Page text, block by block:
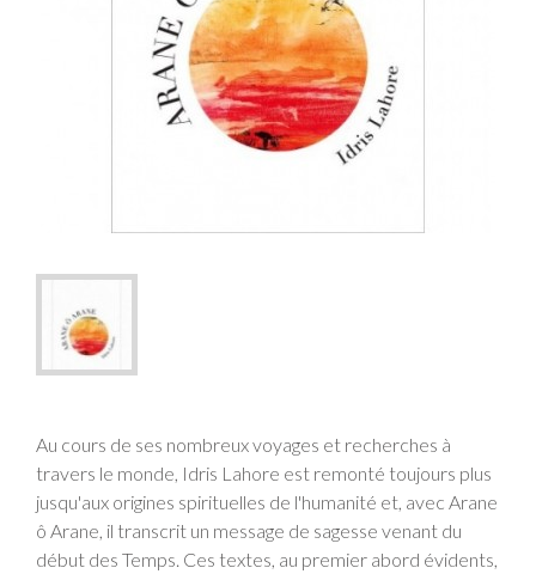
Au cours de ses nombreux voyages et recherches à
travers le monde, Idris Lahore est remonté toujours plus
jusqu'aux origines spirituelles de l'humanité et, avec Arane
ô Arane, il transcrit un message de sagesse venant du
début des Temps. Ces textes, au premier abord évidents,